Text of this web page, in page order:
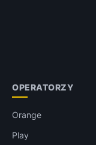
OPERATORZY
Orange
Play